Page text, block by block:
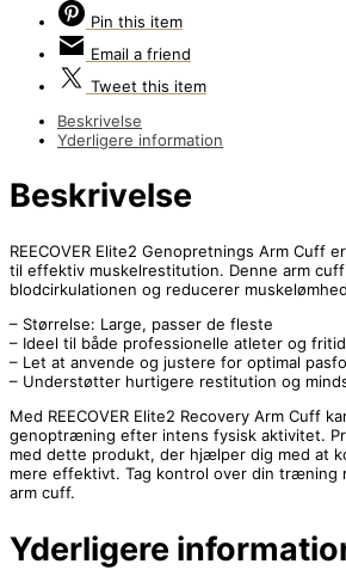
Pin this item
Email a friend
Tweet this item
Beskrivelse
Yderligere information
Beskrivelse
REECOVER Elite2 Genopretnings Arm Cuff
til effektiv muskelrestitution. Denne arm
blodcirkulationen og reducerer
– Størrelse: Large, passer de fleste
– Ideel til både professionelle atleter og
– Let at anvende og justere for optimal
– Understøtter hurtigere restitution og
Med REECOVER Elite2 Recovery Arm Cuff
genoptræning efter intens fysisk aktivitet.
med dette produkt, der hjælper dig med at
mere effektivt. Tag kontrol over din træning
arm cuff.
Yderligere